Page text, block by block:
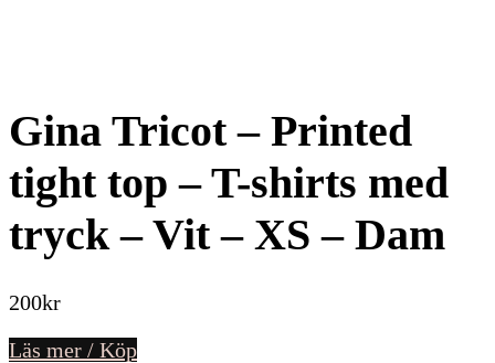
Gina Tricot – Printed
tight top – T-shirts med
tryck – Vit – XS – Dam
200kr
Läs mer / Köp